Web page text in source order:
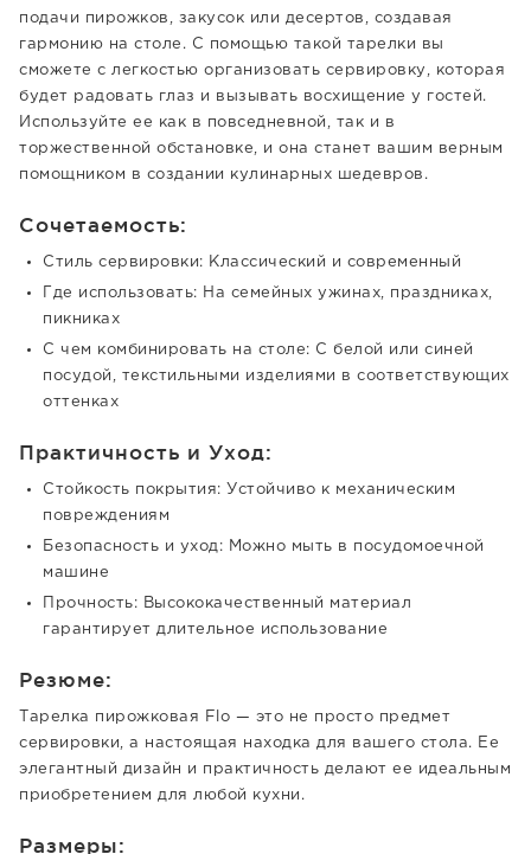
подачи пирожков, закусок или десертов, создавая
гармонию на столе. С помощью такой тарелки вы
сможете с легкостью организовать сервировку, которая
будет радовать глаз и вызывать восхищение у гостей.
Используйте ее как в повседневной, так и в
торжественной обстановке, и она станет вашим верным
помощником в создании кулинарных шедевров.
Сочетаемость:
Стиль сервировки: Классический и современный
Где использовать: На семейных ужинах, праздниках,
пикниках
С чем комбинировать на столе: С белой или синей
посудой, текстильными изделиями в соответствующих
оттенках
Практичность и Уход:
Стойкость покрытия: Устойчиво к механическим
повреждениям
Безопасность и уход: Можно мыть в посудомоечной
машине
Прочность: Высококачественный материал
гарантирует длительное использование
Резюме:
Тарелка пирожковая Flo — это не просто предмет
сервировки, а настоящая находка для вашего стола. Ее
элегантный дизайн и практичность делают ее идеальным
приобретением для любой кухни.
Размеры: